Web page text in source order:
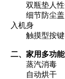
双瓶垫人性
细节防尘盖
入机身
触摸型按键
二、家用多功
蒸汽消毒
自动烘干